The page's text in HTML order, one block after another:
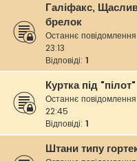
Галіфакс,
брелок
Останнє повідомлення
23:13
Відповіді: 1
Куртка під
Останнє повідомлення
22:45
Відповіді: 1
Штани типу